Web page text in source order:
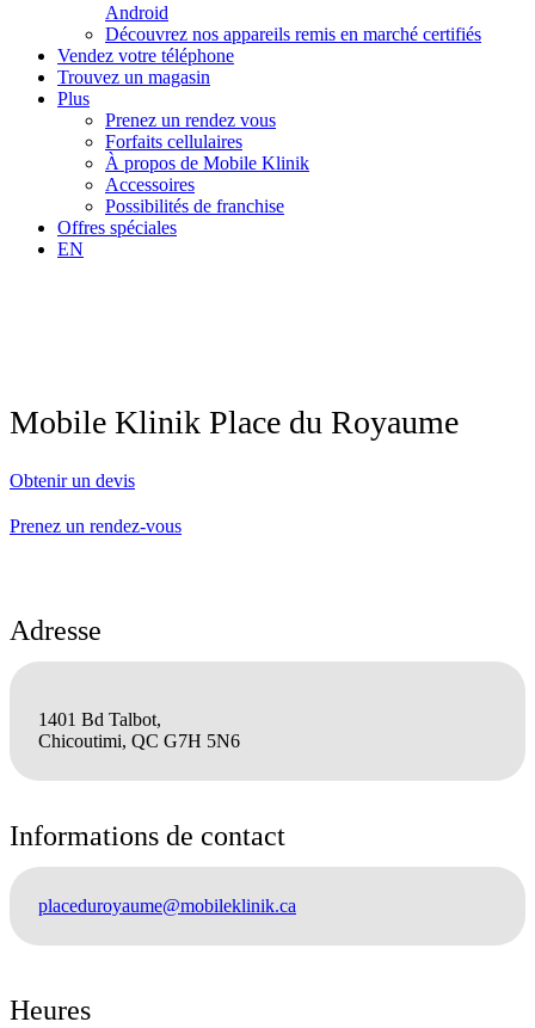
Android
Découvrez nos appareils remis en marché certifiés
Vendez votre téléphone
Trouvez un magasin
Plus
Prenez un rendez vous
Forfaits cellulaires
À propos de Mobile Klinik
Accessoires
Possibilités de franchise
Offres spéciales
EN
Mobile Klinik Place du Royaume
Obtenir un devis
Prenez un rendez-vous
Adresse
1401 Bd Talbot,
Chicoutimi, QC G7H 5N6
Informations de contact
placeduroyaume@mobileklinik.ca
Heures